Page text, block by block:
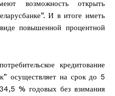
возможность открыть
И в итоге иметь
повышенной процентной
кредитование
осуществляет на срок до 5
% годовых без взимания